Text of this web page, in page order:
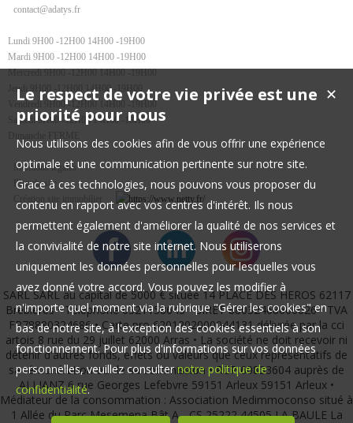
contact@adatys.fr
Lundi 9H00 -12H00 14H00 -19H00
Mardi 9H00 -12H00 14H00 -19H00
Jeudi 9H00 -12H00 14H00 -19H00
Vendredi 9H00 -12H00 14H00 -19H00
Samedi 9H00 -12H00 14H00 -18H00
Mentions légales
Plan du site
Création site immobilier
SARL SARL au capital de 5000 € située 14 PLACE DES HEROS 62117
Brebières • Téléphone 0321158643 • SIRET 88032468600026 • TVA
FR78880324686 • Carte pro 6201202000044131 délivrée par la cci
artois 8 rue du 29 juillet 62000 Arras • La société ne doit recevoir ni
détenir d'autres fonds, effets ou valeurs que ceux représentatifs de
sa rémunération ou de sa commission • RCP 60833604 auprès de
ALLIANZ 6 rue Georges Lefebvre 59151 Arleux 59151 Arleux •
Médiateur de la consommation : Association Medimmoconso situé à
1 Allée du Parc Mesemena Bât A - CS 25222 44505 LA BAULE La
✕
Le respect de votre vie privée est une
priorité pour nous
Nous utilisons des cookies afin de vous offrir une expérience
optimale et une communication pertinente sur notre site.
Grace à ces technologies, nous pouvons vous proposer du
contenu en rapport avec vos centres d'intérêt. Ils nous
permettent également d'améliorer la qualité de nos services et
la convivialité de notre site internet. Nous utiliserons
uniquement les données personnelles pour lesquelles vous
avez donné votre accord. Vous pouvez les modifier à
n'importe quel moment via la rubrique "Gérer les cookies" en
bas de notre site, à l'exception des cookies essentiels à son
fonctionnement. Pour plus d'informations sur vos données
personnelles, veuillez consulternotre politique de
confidentialité.